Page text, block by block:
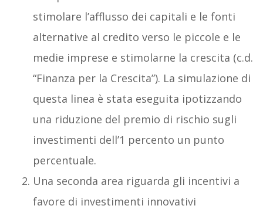
stimolare l’afflusso dei capitali e le fonti
alternative al credito verso le piccole e le
medie imprese e stimolarne la crescita (c.d.
“Finanza per la Crescita”). La simulazione di
questa linea è stata eseguita ipotizzando
una riduzione del premio di rischio sugli
investimenti dell’1 percento un punto
percentuale.
Una seconda area riguarda gli incentivi a
favore di investimenti innovativi